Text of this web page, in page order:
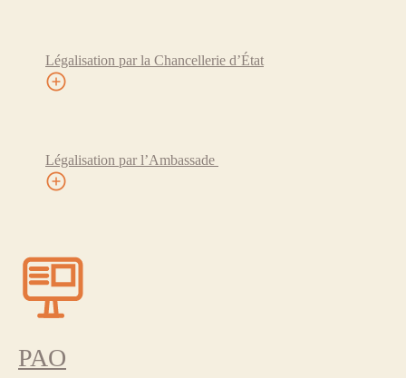
Légalisation par la Chancellerie d’État
Légalisation par l’Ambassade
PAO